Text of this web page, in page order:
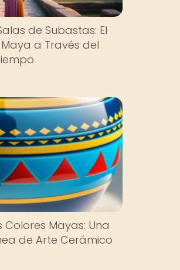
de Subastas: El
a Través del
Mayas: Una
de Arte Cerámico